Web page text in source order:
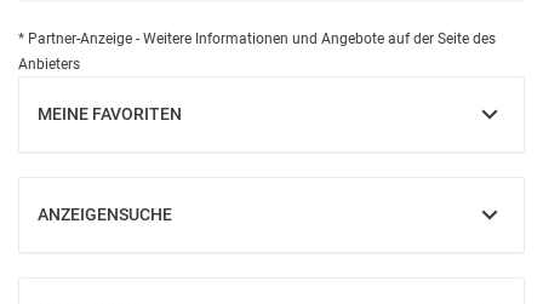
* Partner-Anzeige - Weitere Informationen und Angebote auf der Seite des
Anbieters
MEINE FAVORITEN
EINBLENDEN
ANZEIGENSUCHE
EINBLENDEN